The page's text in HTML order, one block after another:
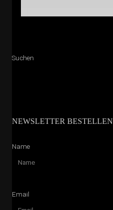
Suchen
NEWSLETTER BESTELLEN
Name
Email